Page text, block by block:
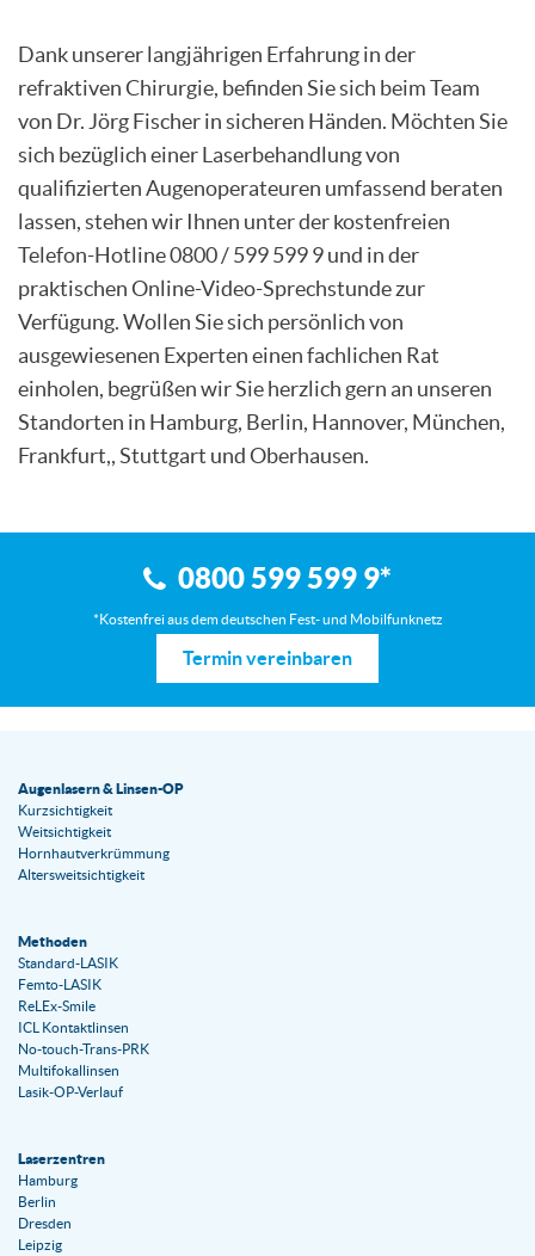
Dank unserer langjährigen Erfahrung in der
refraktiven Chirurgie, befinden Sie sich beim Team
von Dr. Jörg Fischer in sicheren Händen. Möchten Sie
sich bezüglich einer Laserbehandlung von
qualifizierten Augenoperateuren umfassend beraten
lassen, stehen wir Ihnen unter der kostenfreien
Telefon-Hotline 0800 / 599 599 9 und in der
praktischen Online-Video-Sprechstunde zur
Verfügung. Wollen Sie sich persönlich von
ausgewiesenen Experten einen fachlichen Rat
einholen, begrüßen wir Sie herzlich gern an unseren
Standorten in Hamburg, Berlin, Hannover, München,
Frankfurt,, Stuttgart und Oberhausen.
0800 599 599 9*
*Kostenfrei aus dem deutschen Fest- und Mobilfunknetz
Termin vereinbaren
Augenlasern & Linsen-OP
Kurzsichtigkeit
Weitsichtigkeit
Hornhautverkrümmung
Altersweitsichtigkeit
Methoden
Standard-LASIK
Femto-LASIK
ReLEx-Smile
ICL Kontaktlinsen
No-touch-Trans-PRK
Multifokallinsen
Lasik-OP-Verlauf
Laserzentren
Hamburg
Berlin
Dresden
Leipzig